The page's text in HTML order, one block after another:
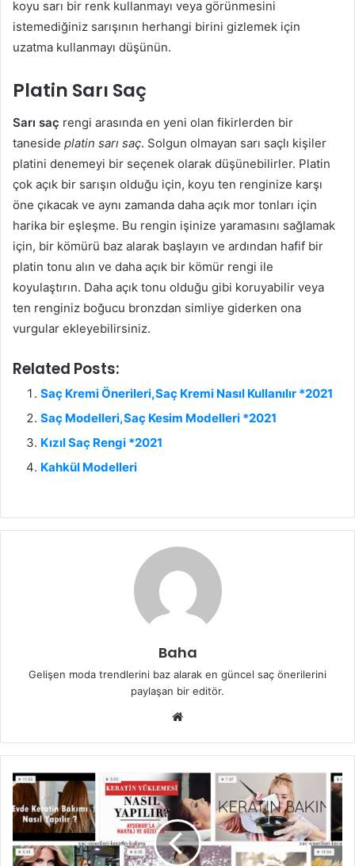
koyu sarı bir renk kullanmayı veya görünmesini
istemediğiniz sarışının herhangi birini gizlemek için
uzatma kullanmayı düşünün.
Platin Sarı Saç
Sarı saç rengi arasında en yeni olan fikirlerden bir
taneside platin sarı saç. Solgun olmayan sarı saçlı kişiler
platini denemeyi bir seçenek olarak düşünebilirler. Platin
çok açık bir sarışın olduğu için, koyu ten renginize karşı
öne çıkacak ve aynı zamanda daha açık mor tonları için
harika bir eşleşme. Bu rengin işinize yaramasını sağlamak
için, bir kömürü baz alarak başlayın ve ardından hafif bir
platin tonu alın ve daha açık bir kömür rengi ile
koyulaştırın. Daha açık tonu olduğu gibi koruyabilir veya
ten renginiz boğucu bronzdan simliye giderken ona
vurgular ekleyebilirsiniz.
Related Posts:
Saç Kremi Önerileri,Saç Kremi Nasıl Kullanılır *2021
Saç Modelleri,Saç Kesim Modelleri *2021
Kızıl Saç Rengi *2021
Kahkül Modelleri
Baha
Gelişen moda trendlerini baz alarak en güncel saç önerilerini
paylaşan bir editör.
Web